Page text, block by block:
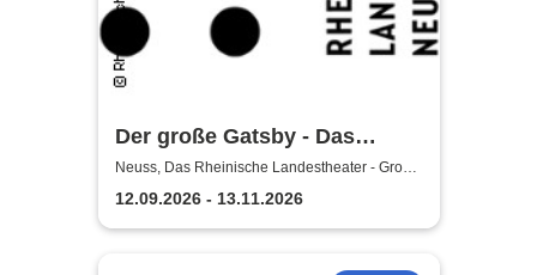
Der große Gatsby - Das
Rheinische Landestheater
Neuss
Neuss, Das Rheinische Landestheater - Große
Bühne
12.09.2026 - 13.11.2026